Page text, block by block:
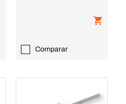
Comparar